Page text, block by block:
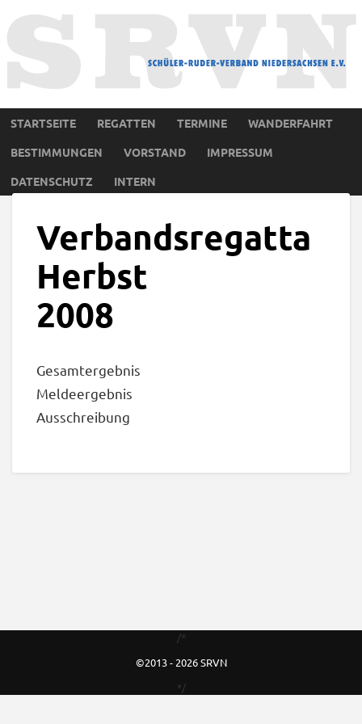
STARTSEITE REGATTEN TERMINE
WANDERFAHRT
BESTIMMUNGEN
VORSTAND
IMPRESSUM
DATENSCHUTZ
INTERN
Verbandsregatta
Herbst
2008
Gesamtergebnis
Meldeergebnis
Ausschreibung
/*
©2013 - 2026 SRVN
*/